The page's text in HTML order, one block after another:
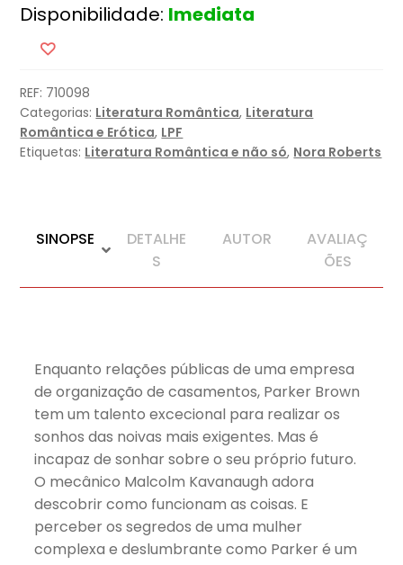
para
Sempre
Disponibilidade: Imediata
REF: 710098
Categorias: Literatura Romântica, Literatura
Romântica e Erótica, LPF
Etiquetas: Literatura Romântica e não só, Nora Roberts
SINOPSE
DETALHE
S
AUTOR
AVALIAÇ
ÕES
Enquanto relações públicas de uma empresa
de organização de casamentos, Parker Brown
tem um talento excecional para realizar os
sonhos das noivas mais exigentes. Mas é
incapaz de sonhar sobre o seu próprio futuro.
O mecânico Malcolm Kavanaugh adora
descobrir como funcionam as coisas. E
perceber os segredos de uma mulher
complexa e deslumbrante como Parker é um